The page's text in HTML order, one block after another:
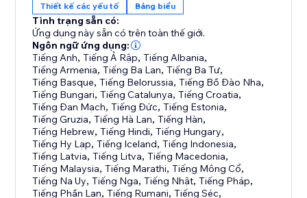
Thiết kế các yếu tố Bảng biểu
Tình trạng sẵn có:
Ứng dụng này sẵn có trên toàn thế giới.
Ngôn ngữ ứng dụng:
Tiếng Anh,Tiếng Ả Rập,Tiếng Albania,
Tiếng Armenia,Tiếng Ba Lan,Tiếng Ba Tư,
Tiếng Basque,Tiếng Belorussia,Tiếng Bồ Đào Nha,
Tiếng Bungari,Tiếng Catalunya,Tiếng Croatia,
Tiếng Đan Mạch,Tiếng Đức,Tiếng Estonia,
Tiếng Gruzia,Tiếng Hà Lan,Tiếng Hàn,
Tiếng Hebrew,Tiếng Hindi,Tiếng Hungary,
Tiếng Hy Lạp,Tiếng Iceland,Tiếng Indonesia,
Tiếng Latvia,Tiếng Litva,Tiếng Macedonia,
Tiếng Malaysia,Tiếng Marathi,Tiếng Mông Cổ,
Tiếng Na Uy,Tiếng Nga,Tiếng Nhật,Tiếng Pháp,
Tiếng Phần Lan,Tiếng Rumani,Tiếng Séc,